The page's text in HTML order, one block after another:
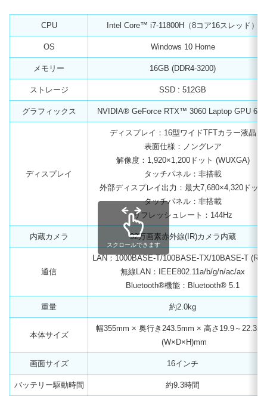
CPU Intel Core™ i7-11800H（8コア16スレッド）
OS Windows 10 Home
メモリー 16GB (DDR4-3200)
ストレージ SSD : 512GB
グラフィックス NVIDIA® GeForce RTX™ 3060 Laptop GPU
ディスプレイ
ディスプレイ：16型ワイドTFTカラー液晶
表面仕様：ノングレア
解像度：1,920×1,200ドット (WUXGA)
タッチパネル：非搭載
外部ディスプレイ出力：最大7,680×4,320ドット
タッチパネル：非搭載
リフレッシュレート：144Hz
内蔵カメラ 92万画素赤外線(IR)カメラ内蔵
通信
LAN：1000BASE-T/100BASE-TX/10BASE-T
無線LAN：IEEE802.11a/b/g/n/ac/ax
Bluetooth®機能：Bluetooth® 5.1
重量 約2.0kg
本体サイズ
幅355mm × 奥行き243.5mm × 高さ19.9～
(W×D×H)mm
画面サイズ 16インチ
バッテリー駆動時間 約9.3時間
スクロールできます